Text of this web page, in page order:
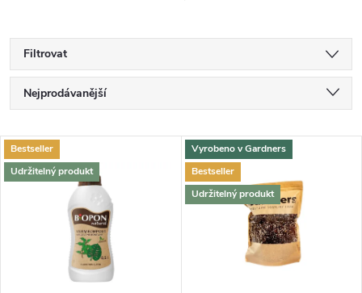
Filtrovat
Ř
a
z
Nejprodávanější
Nejdražší
V
ý
Bestseller
Udržitelný produkt
Vyrobeno v Gardners
Bestseller
Udržitelný produkt